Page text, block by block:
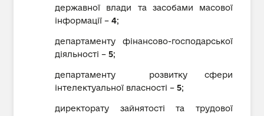
державної влади та засобами масової
інформації – 4;
департаменту фінансово-господарської
діяльності – 5;
департаменту розвитку сфери
інтелектуальної власності – 5;
директорату зайнятості та трудової